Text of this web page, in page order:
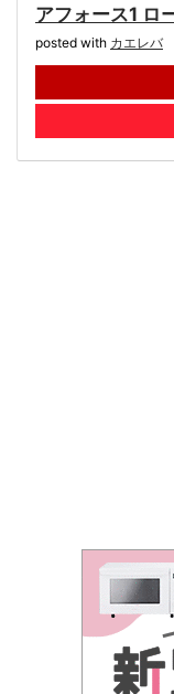
アフォース1 ロ
posted with カエレバ